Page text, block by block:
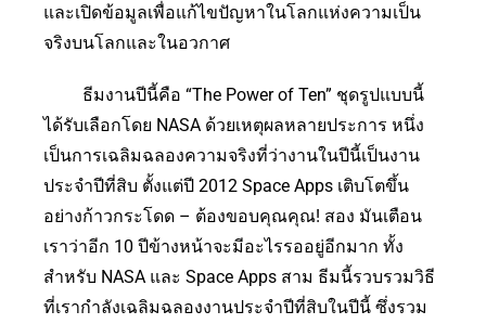
และเปิดข้อมูลเพื่อแก้ไขปัญหาในโลกแห่งความเป็น
จริงบนโลกและในอวกาศ
ธีมงานปีนี้คือ “The Power of Ten” ชุดรูปแบบนี้
ได้รับเลือกโดย NASA ด้วยเหตุผลหลายประการ หนึ่ง
เป็นการเฉลิมฉลองความจริงที่ว่างานในปีนี้เป็นงาน
ประจำปีที่สิบ ตั้งแต่ปี 2012 Space Apps เติบโตขึ้น
อย่างก้าวกระโดด – ต้องขอบคุณคุณ! สอง มันเตือน
เราว่าอีก 10 ปีข้างหน้าจะมีอะไรรออยู่อีกมาก ทั้ง
สำหรับ NASA และ Space Apps สาม ธีมนี้รวบรวมวิธี
ที่เรากำลังเฉลิมฉลองงานประจำปีที่สิบในปีนี้ ซึ่งรวม